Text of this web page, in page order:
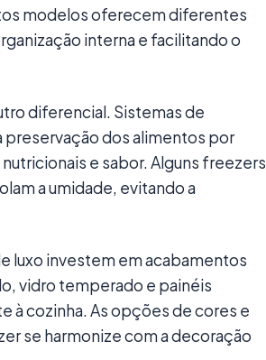
modelos oferecem diferentes
interna e facilitando o
diferencial. Sistemas de
dos alimentos por
e sabor. Alguns freezers
a umidade, evitando a
luxo investem em acabamentos
vidro temperado e painéis
à cozinha. As opções de cores e
se harmonize com a decoração